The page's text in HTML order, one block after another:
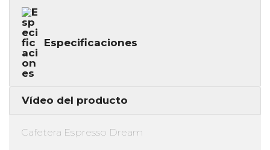
Especificaciones
Vídeo del producto
Cafetera Espresso Dream